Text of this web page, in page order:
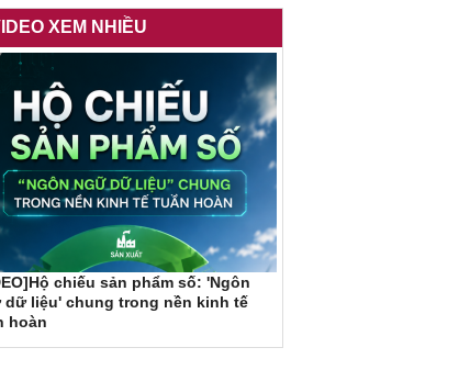
XEM NHIỀU
chiếu sản phẩm số: 'Ngôn
dữ liệu' chung trong nền kinh tế
hoàn